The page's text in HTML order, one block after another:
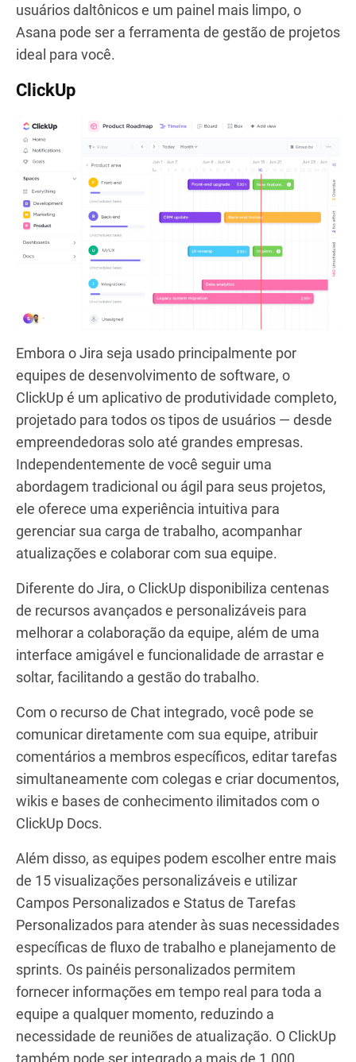
usuários daltônicos e um painel mais limpo, o
Asana pode ser a ferramenta de gestão de projetos
ideal para você.
ClickUp
Embora o Jira seja usado principalmente por
equipes de desenvolvimento de software, o
ClickUp é um aplicativo de produtividade completo,
projetado para todos os tipos de usuários — desde
empreendedoras solo até grandes empresas.
Independentemente de você seguir uma
abordagem tradicional ou ágil para seus projetos,
ele oferece uma experiência intuitiva para
gerenciar sua carga de trabalho, acompanhar
atualizações e colaborar com sua equipe.
Diferente do Jira, o ClickUp disponibiliza centenas
de recursos avançados e personalizáveis para
melhorar a colaboração da equipe, além de uma
interface amigável e funcionalidade de arrastar e
soltar, facilitando a gestão do trabalho.
Com o recurso de Chat integrado, você pode se
comunicar diretamente com sua equipe, atribuir
comentários a membros específicos, editar tarefas
simultaneamente com colegas e criar documentos,
wikis e bases de conhecimento ilimitados com o
ClickUp Docs.
Além disso, as equipes podem escolher entre mais
de 15 visualizações personalizáveis e utilizar
Campos Personalizados e Status de Tarefas
Personalizados para atender às suas necessidades
específicas de fluxo de trabalho e planejamento de
sprints. Os painéis personalizados permitem
fornecer informações em tempo real para toda a
equipe a qualquer momento, reduzindo a
necessidade de reuniões de atualização. O ClickUp
também pode ser integrado a mais de 1.000